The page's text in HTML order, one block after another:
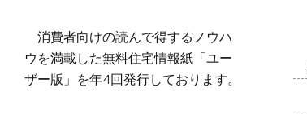
消費者向けの読んで得するノウハ
ウを満載した無料住宅情報紙「ユー
ザー版」を年4回発行しております。